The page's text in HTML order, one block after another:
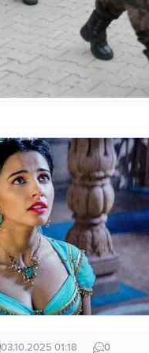
03.10.2025 01:18 0